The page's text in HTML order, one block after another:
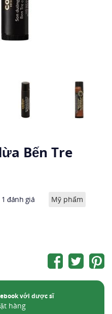
Bến Tre
1 đánh giá Mỹ phẩm
với dược sĩ
hàng